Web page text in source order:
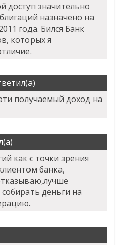
доступ значительно
назначено на
года. Бился Банк
которых я
получаемый доход на
как с точки зрения
банка,
деньги на